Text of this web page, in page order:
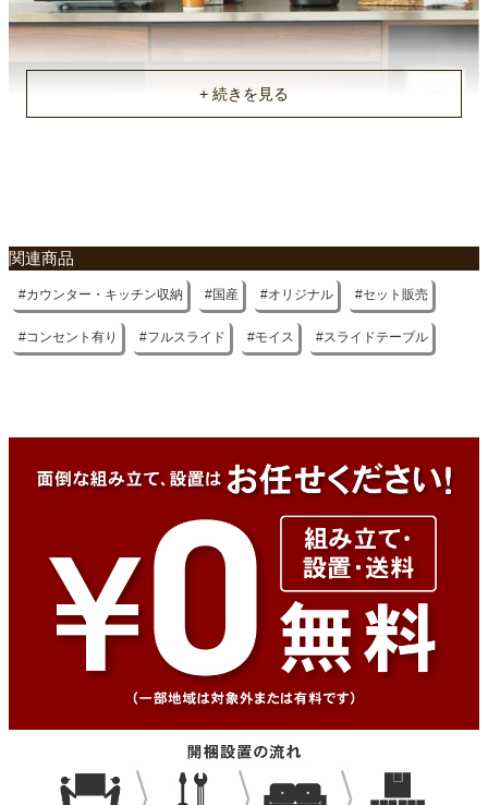
下台サイズ（80cm3杯引出）
幅80×奥行48×高さ92(cm)
原産国
関連商品
カウンター・キッチン収納 国産 オリジナル セット販売
コンセント有り フルスライド モイス スライドテーブル